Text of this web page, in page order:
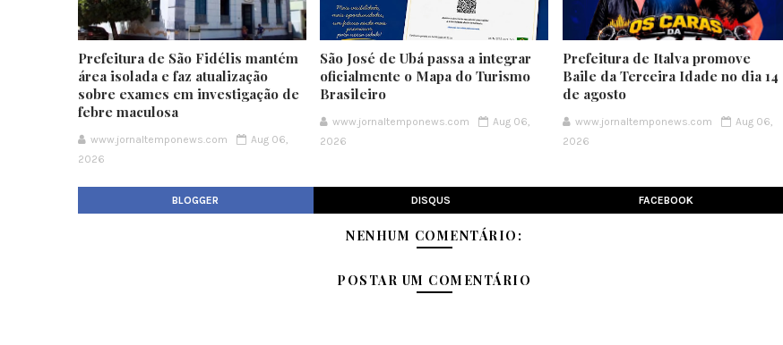
Prefeitura de São Fidélis mantém
área isolada e faz atualização
sobre exames em investigação de
febre maculosa
www.jornaltemponews.com
Aug 06,
2026
São José de Ubá passa a integrar
oficialmente o Mapa do Turismo
Brasileiro
www.jornaltemponews.com
Aug 06,
2026
Prefeitura de Italva promove
Baile da Terceira Idade no dia 14
de agosto
www.jornaltemponews.com
Aug 06,
2026
BLOGGER DISQUS FACEBOOK
NENHUM COMENTÁRIO:
POSTAR UM COMENTÁRIO